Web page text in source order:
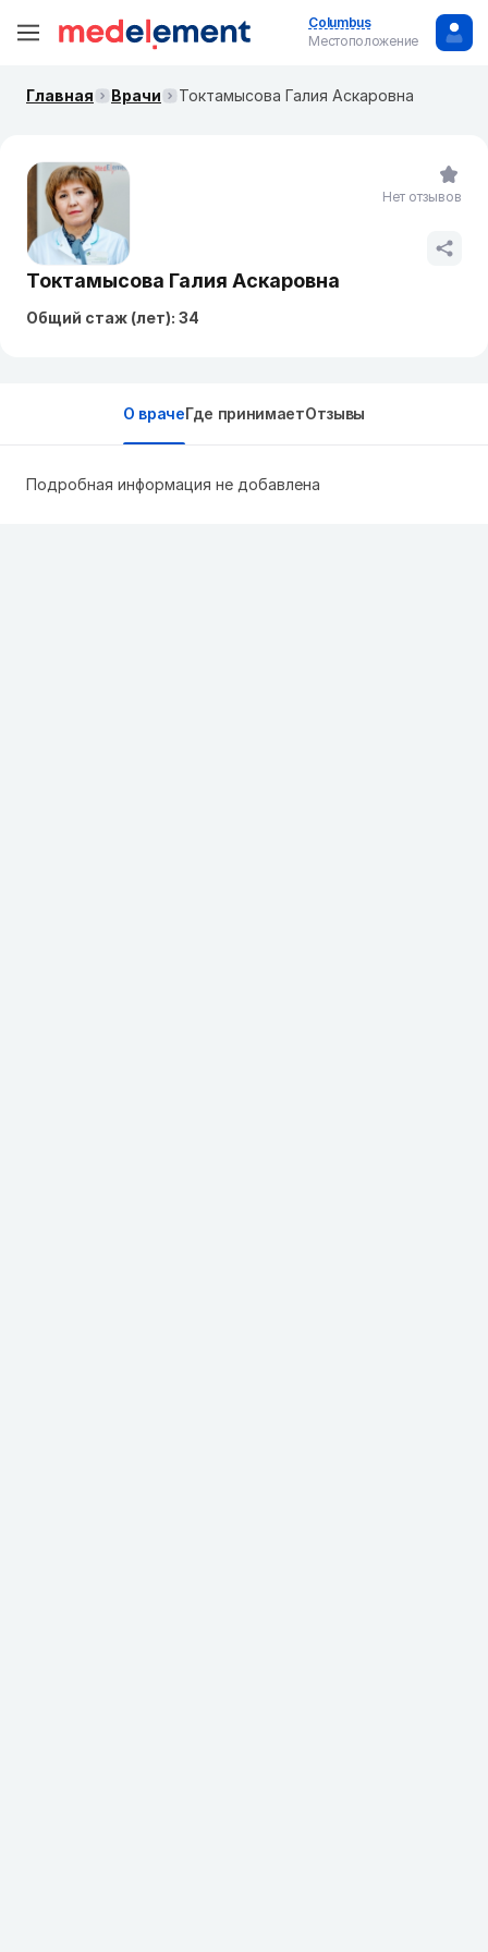
Columbus
Местоположение
Главная Врачи Токтамысова Галия Аскаровна
Токтамысова Галия Аскаровна
Общий стаж (лет): 34
Нет отзывов
О врачеГде принимаетОтзывы
Подробная информация не добавлена